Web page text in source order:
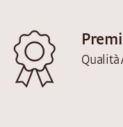
Qualità